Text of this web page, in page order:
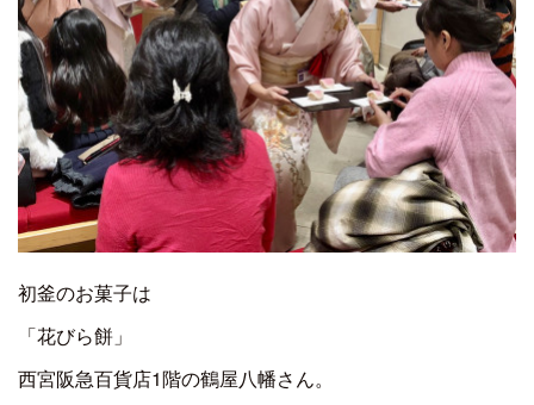
初釜のお菓子は
「花びら餅」
西宮阪急百貨店1階の鶴屋八幡さん。